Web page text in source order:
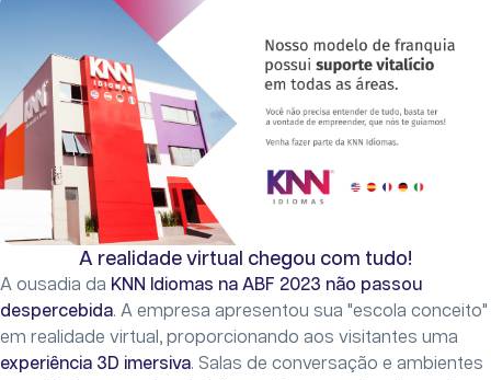
A realidade virtual chegou com tudo!
A ousadia da KNN Idiomas na ABF 2023 não passou
despercebida. A empresa apresentou sua "escola conceito"
em realidade virtual, proporcionando aos visitantes uma
experiência 3D imersiva. Salas de conversação e ambientes